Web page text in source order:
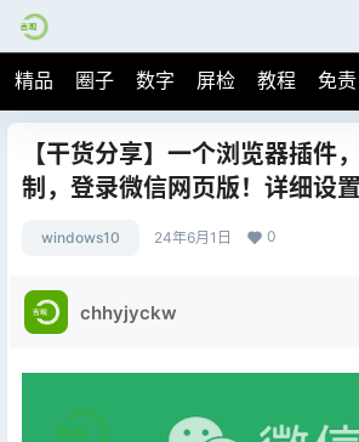
精品 圈子 数字 屏检 教程 免责
【干货分享】一个浏览器插件
制，登录微信网页版！详细设置
windows10 24年6月1日 0
chhyjyckw